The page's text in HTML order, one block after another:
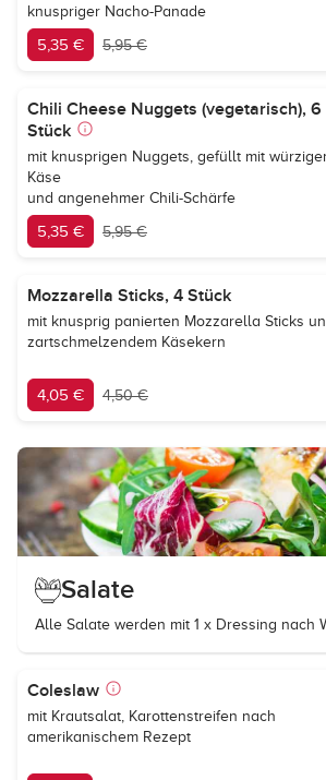
knuspriger Nacho-Panade
5,35 € 5,95 €
Chili Cheese Nuggets (vegetarisch), 6
Stück
mit knusprigen Nuggets, gefüllt mit
Käse
und angenehmer Chili-Schärfe
5,35 € 5,95 €
Mozzarella Sticks, 4 Stück
mit knusprig panierten Mozzarella Sticks
zartschmelzendem Käsekern
4,05 € 4,50 €
Salate
Alle Salate werden mit 1 x Dressing nach
Coleslaw
mit Krautsalat, Karottenstreifen nach
amerikanischem Rezept